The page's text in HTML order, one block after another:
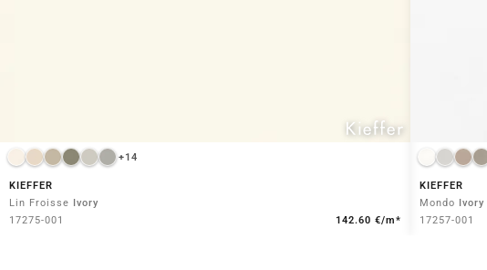
+14
KIEFFER
Lin Froisse
Ivory
17275-001
142.60 €/m*
KIEFFER
Mondo
Ivory
17257-001